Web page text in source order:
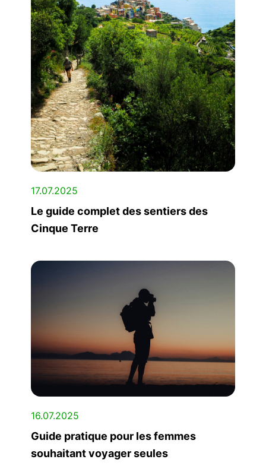
17.07.2025
Le guide complet des sentiers des
Cinque Terre
16.07.2025
Guide pratique pour les femmes
souhaitant voyager seules